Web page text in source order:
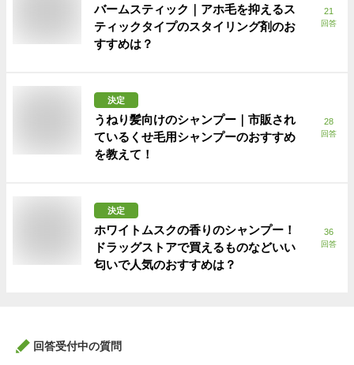
バームスティック｜アホ毛を抑えるス
ティックタイプのスタイリング剤のお
すすめは？
21
回答
決定
うねり髪向けのシャンプー｜市販され
ているくせ毛用シャンプーのおすすめ
を教えて！
28
回答
決定
ホワイトムスクの香りのシャンプー！
ドラッグストアで買えるものなどいい
匂いで人気のおすすめは？
36
回答
回答受付中の質問